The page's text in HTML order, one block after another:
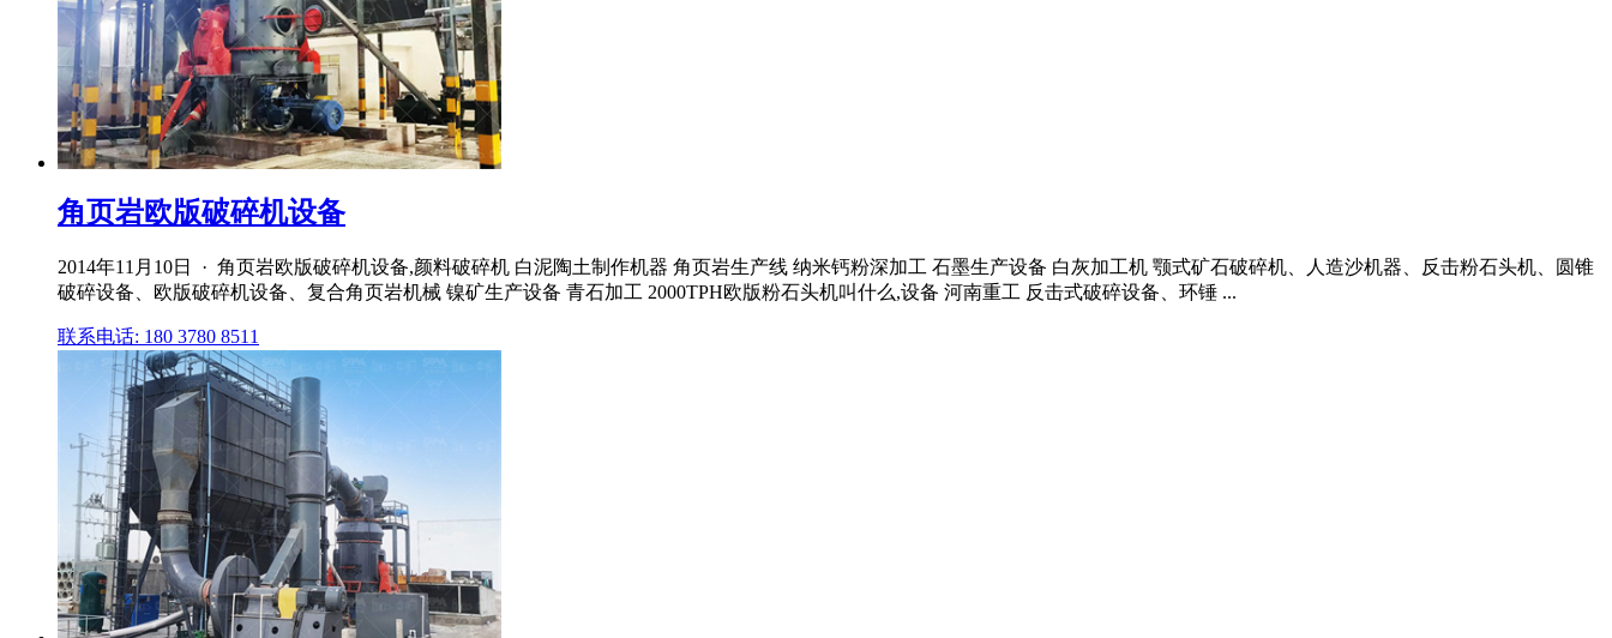
角页岩欧版破碎机设备
2014年11月10日 · 角页岩欧版破碎机设备,颜料破碎机 白泥陶土制作机器 角页岩生产线 纳米钙粉深加工 石墨生产设备 白灰加工机 颚式矿石破碎机、人造沙机器、反击粉石头机、圆锥
破碎设备、欧版破碎机设备、复合角页岩机械 镍矿生产设备 青石加工 2000TPH欧版粉石头机叫什么,设备 河南重工 反击式破碎设备、环锤 ...
联系电话: 180 3780 8511